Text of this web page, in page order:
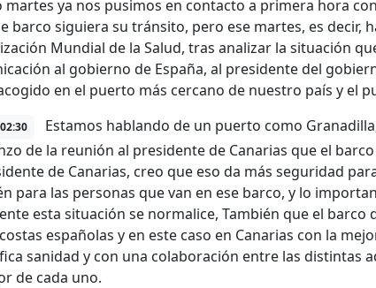
martes ya nos pusimos en contacto a primera hora
barco siguiera su tránsito, pero ese martes, es decir,
Mundial de la Salud, tras analizar la situación
al gobierno de España, al presidente del
en el puerto más cercano de nuestro país y el
Estamos hablando de un puerto como
de la reunión al presidente de Canarias que el
de Canarias, creo que eso da más seguridad
para las personas que van en ese barco, y lo
esta situación se normalice, También que el
españolas y en este caso en Canarias con la
sanidad y con una colaboración entre las distintas
de cada uno.